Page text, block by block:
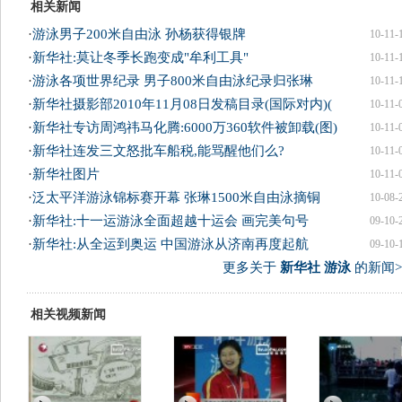
相关新闻
10-11-
·游泳男子200米自由泳 孙杨获得银牌
10-11-
·新华社:莫让冬季长跑变成"牟利工具"
10-11-
·游泳各项世界纪录 男子800米自由泳纪录归张琳
10-11-
·新华社摄影部2010年11月08日发稿目录(国际对内)(
10-11-
·新华社专访周鸿祎马化腾:6000万360软件被卸载(图)
10-11-
·新华社连发三文怒批车船税,能骂醒他们么?
10-11-
·新华社图片
10-08-
·泛太平洋游泳锦标赛开幕 张琳1500米自由泳摘铜
09-10-
·新华社:十一运游泳全面超越十运会 画完美句号
09-10-
·新华社:从全运到奥运 中国游泳从济南再度起航
更多关于 新华社 游泳的新闻
相关视频新闻